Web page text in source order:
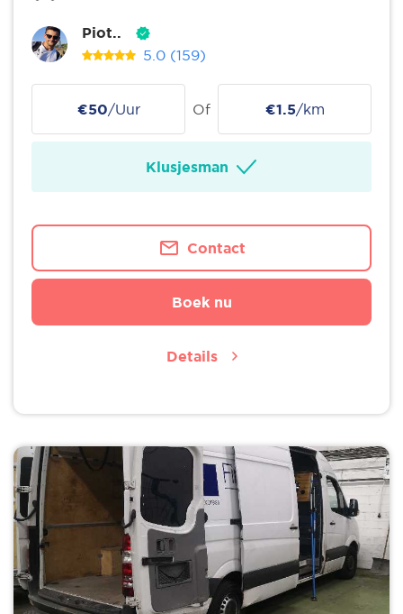
Piot..
5.0 (159)
€50/Uur Of €1.5/km
Klusjesman
Contact
Boek nu
Details